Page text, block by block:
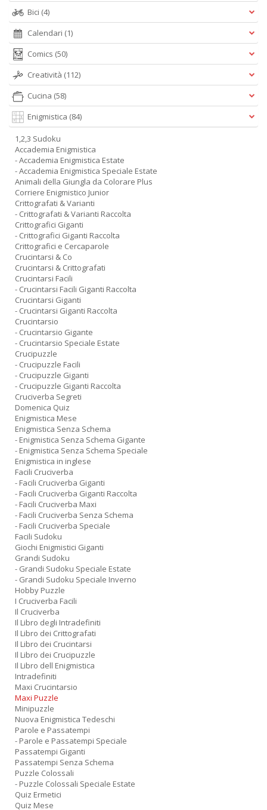
Bici (4)
Calendari (1)
Comics (50)
Creatività (112)
Cucina (58)
Enigmistica (84)
1,2,3 Sudoku
Accademia Enigmistica
- Accademia Enigmistica Estate
- Accademia Enigmistica Speciale Estate
Animali della Giungla da Colorare Plus
Corriere Enigmistico Junior
Crittografati & Varianti
- Crittografati & Varianti Raccolta
Crittografici Giganti
- Crittografici Giganti Raccolta
Crittografici e Cercaparole
Crucintarsi & Co
Crucintarsi & Crittografati
Crucintarsi Facili
- Crucintarsi Facili Giganti Raccolta
Crucintarsi Giganti
- Crucintarsi Giganti Raccolta
Crucintarsio
- Crucintarsio Gigante
- Crucintarsio Speciale Estate
Crucipuzzle
- Crucipuzzle Facili
- Crucipuzzle Giganti
- Crucipuzzle Giganti Raccolta
Cruciverba Segreti
Domenica Quiz
Enigmistica Mese
Enigmistica Senza Schema
- Enigmistica Senza Schema Gigante
- Enigmistica Senza Schema Speciale
Enigmistica in inglese
Facili Cruciverba
- Facili Cruciverba Giganti
- Facili Cruciverba Giganti Raccolta
- Facili Cruciverba Maxi
- Facili Cruciverba Senza Schema
- Facili Cruciverba Speciale
Facili Sudoku
Giochi Enigmistici Giganti
Grandi Sudoku
- Grandi Sudoku Speciale Estate
- Grandi Sudoku Speciale Inverno
Hobby Puzzle
I Cruciverba Facili
Il Cruciverba
Il Libro degli Intradefiniti
Il Libro dei Crittografati
Il Libro dei Crucintarsi
Il Libro dei Crucipuzzle
Il Libro dell Enigmistica
Intradefiniti
Maxi Crucintarsio
Maxi Puzzle
Minipuzzle
Nuova Enigmistica Tedeschi
Parole e Passatempi
- Parole e Passatempi Speciale
Passatempi Giganti
Passatempi Senza Schema
Puzzle Colossali
- Puzzle Colossali Speciale Estate
Quiz Ermetici
Quiz Mese